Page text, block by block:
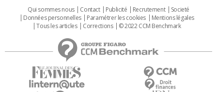
Qui sommes nous Contact Publicité Recrutement
Societé
Données personnelles
Paramétrer les cookies
Mentions légales
Tous les articles
Corrections © 2022 CCM Benchmark